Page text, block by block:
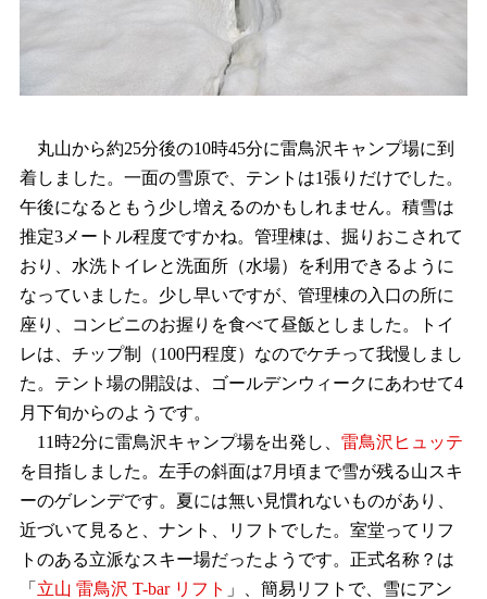
丸山から約25分後の10時45分に雷鳥沢キャンプ場に到
着しました。一面の雪原で、テントは1張りだけでした。
午後になるともう少し増えるのかもしれません。積雪は
推定3メートル程度ですかね。管理棟は、掘りおこされて
おり、水洗トイレと洗面所（水場）を利用できるように
なっていました。少し早いですが、管理棟の入口の所に
座り、コンビニのお握りを食べて昼飯としました。トイ
レは、チップ制（100円程度）なのでケチって我慢しまし
た。テント場の開設は、ゴールデンウィークにあわせて4
月下旬からのようです。
11時2分に雷鳥沢キャンプ場を出発し、 雷鳥沢ヒュッテ
を目指しました。左手の斜面は7月頃まで雪が残る山スキ
ーのゲレンデです。夏には無い見慣れないものがあり、
近づいて見ると、ナント、リフトでした。室堂ってリフ
トのある立派なスキー場だったようです。正式名称？は
「 立山 雷鳥沢 T-bar リフト 」、簡易リフトで、雪にアン